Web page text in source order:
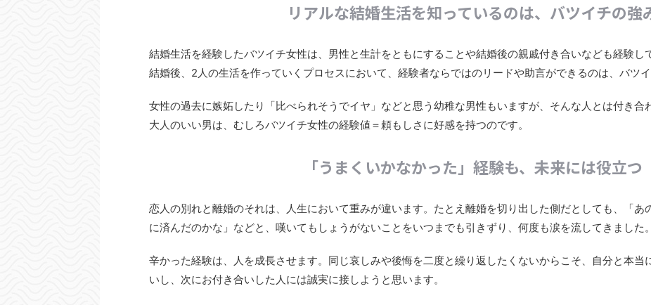
リアルな結婚生活を知っているのは、バツイチの強
結婚生活を経験したバツイチ女性は、男性と生計をともにすることや結婚後の親戚付き合いなども経験し
結婚後、2人の生活を作っていくプロセスにおいて、経験者ならではのリードや助言ができるのは、バツイ
女性の過去に嫉妬したり「比べられそうでイヤ」などと思う幼稚な男性もいますが、そんな人とは付き合
大人のいい男は、むしろバツイチ女性の経験値＝頼もしさに好感を持つのです。
「うまくいかなかった」経験も、未来には役立つ
恋人の別れと離婚のそれは、人生において重みが違います。たとえ離婚を切り出した側だとしても、「あ
に済んだのかな」などと、嘆いてもしょうがないことをいつまでも引きずり、何度も涙を流してきました。
辛かった経験は、人を成長させます。同じ哀しみや後悔を二度と繰り返したくないからこそ、自分と本当
いし、次にお付き合いした人には誠実に接しようと思います。